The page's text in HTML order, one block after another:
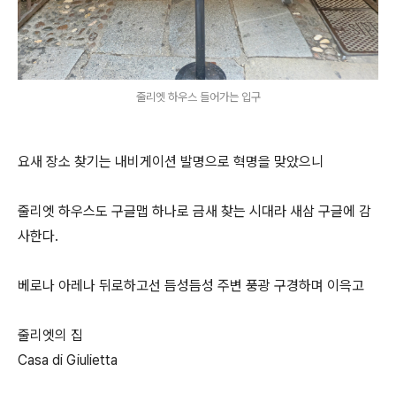
줄리엣 하우스 들어가는 입구
요새 장소 찾기는 내비게이션 발명으로 혁명을 맞았으니
줄리엣 하우스도 구글맵 하나로 금새 찾는 시대라 새삼 구글에 감
사한다.
베로나 아레나 뒤로하고선 듬성듬성 주변 풍광 구경하며 이윽고
줄리엣의 집
Casa di Giulietta